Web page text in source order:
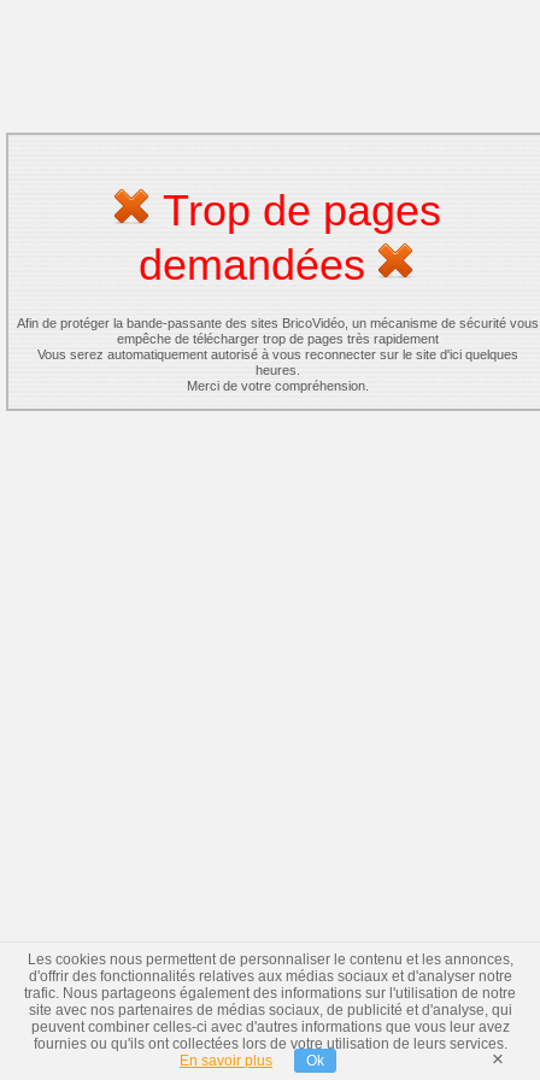
Trop de pages
demandées
Afin de protéger la bande-passante des sites BricoVidéo, un mécanisme de sécurité vous
empêche de télécharger trop de pages très rapidement
Vous serez automatiquement autorisé à vous reconnecter sur le site d'ici quelques
heures.
Merci de votre compréhension.
Les cookies nous permettent de personnaliser le contenu et les annonces,
d'offrir des fonctionnalités relatives aux médias sociaux et d'analyser notre
trafic. Nous partageons également des informations sur l'utilisation de notre
site avec nos partenaires de médias sociaux, de publicité et d'analyse, qui
peuvent combiner celles-ci avec d'autres informations que vous leur avez
fournies ou qu'ils ont collectées lors de votre utilisation de leurs services.
En savoir plus
Ok ×